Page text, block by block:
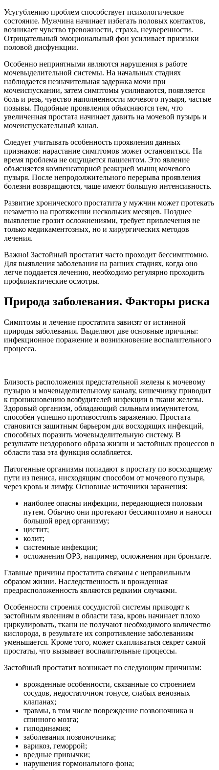
Усугублению проблем способствует психологическое
состояние. Мужчина начинает избегать половых контактов,
возникает чувство тревожности, страха, неуверенности.
Отрицательный эмоциональный фон усиливает признаки
половой дисфункции.
Особенно неприятными являются нарушения в работе
мочевыделительной системы. На начальных стадиях
наблюдается незначительная задержка мочи при
мочеиспускании, затем симптомы усиливаются, появляется
боль и резь, чувство наполненности мочевого пузыря, частые
позывы. Подобные проявления объясняются тем, что
увеличенная простата начинает давить на мочевой пузырь и
мочеиспускательный канал.
Следует учитывать особенность проявления данных
признаков: нарастание симптомов может остановиться. На
время проблема не ощущается пациентом. Это явление
объясняется компенсаторной реакцией мышц мочевого
пузыря. После непродолжительного перерыва проявления
болезни возвращаются, чаще имеют большую интенсивность.
Развитие хронического простатита у мужчин может протекать
незаметно на протяжении нескольких месяцев. Позднее
выявление грозит осложнениями, требует привлечения не
только медикаментозных, но и хирургических методов
лечения.
Важно! Застойный простатит часто проходит бессимптомно.
Для выявления заболевания на ранних стадиях, когда оно
легче поддается лечению, необходимо регулярно проходить
профилактические осмотры.
Природа заболевания. Факторы риска
Симптомы и лечение простатита зависят от истинной
природы заболевания. Выделяют две основные причины:
инфекционное поражение и возникновение воспалительного
процесса.
Близость расположения предстательной железы к мочевому
пузырю и мочевыделительному каналу, кишечнику приводит
к проникновению возбудителей инфекции в ткани железы.
Здоровый организм, обладающий сильным иммунитетом,
способен успешно противостоять заражению. Простата
становится защитным барьером для восходящих инфекций,
способных поразить мочевыделительную систему. В
результате нездорового образа жизни и застойных процессов в
области таза эта функция ослабляется.
Патогенные организмы попадают в простату по восходящему
пути из пениса, нисходящим способом от мочевого пузыря,
через кровь и лимфу. Основные источники заражения:
наиболее опасны инфекции, передающиеся половым
путем. Обычно они протекают бессимптомно и наносят
большой вред организму;
цистит;
колит;
системные инфекции;
осложнения ОРЗ, например, осложнения при бронхите.
Главные причины простатита связаны с неправильным
образом жизни. Наследственность и врожденная
предрасположенность являются редкими случаями.
Особенности строения сосудистой системы приводят к
застойным явлениям в области таза, кровь начинает плохо
циркулировать, ткани не получают необходимого количество
кислорода, в результате их сопротивление заболеваниям
уменьшается. Кроме того, может скапливаться секрет самой
простаты, что вызывает воспалительные процессы.
Застойный простатит возникает по следующим причинам:
врожденные особенности, связанные со строением
сосудов, недостаточном тонусе, слабых венозных
клапанах;
травмы, в том числе повреждение позвоночника и
спинного мозга;
гиподинамия;
заболевания позвоночника;
варикоз, геморрой;
вредные привычки;
нарушения гормонального фона;